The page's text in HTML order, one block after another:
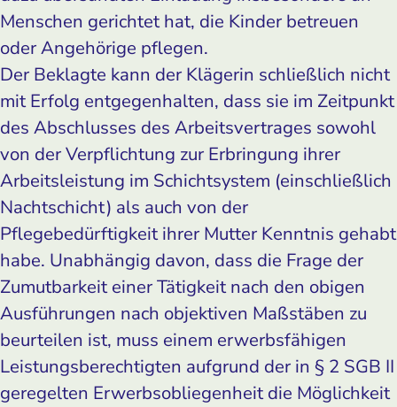
Menschen gerichtet hat, die Kinder betreuen
oder Angehörige pflegen.
Der Beklagte kann der Klägerin schließlich nicht
mit Erfolg entgegenhalten, dass sie im Zeitpunkt
des Abschlusses des Arbeitsvertrages sowohl
von der Verpflichtung zur Erbringung ihrer
Arbeitsleistung im Schichtsystem (einschließlich
Nachtschicht) als auch von der
Pflegebedürftigkeit ihrer Mutter Kenntnis gehabt
habe. Unabhängig davon, dass die Frage der
Zumutbarkeit einer Tätigkeit nach den obigen
Ausführungen nach objektiven Maßstäben zu
beurteilen ist, muss einem erwerbsfähigen
Leistungsberechtigten aufgrund der in § 2 SGB II
geregelten Erwerbsobliegenheit die Möglichkeit